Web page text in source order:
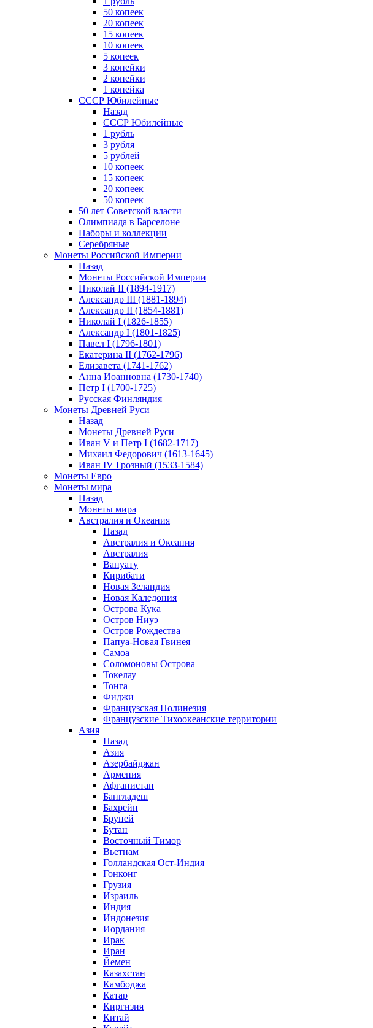
50 копеек
20 копеек
15 копеек
10 копеек
5 копеек
3 копейки
2 копейки
1 копейка
СССР Юбилейные
Назад
СССР Юбилейные
1 рубль
3 рубля
5 рублей
10 копеек
15 копеек
20 копеек
50 копеек
50 лет Советской власти
Олимпиада в Барселоне
Наборы и коллекции
Серебряные
Монеты Российской Империи
Назад
Монеты Российской Империи
Николай II (1894-1917)
Александр III (1881-1894)
Александр II (1854-1881)
Николай I (1826-1855)
Александр I (1801-1825)
Павел I (1796-1801)
Екатерина II (1762-1796)
Елизавета (1741-1762)
Анна Иоанновна (1730-1740)
Петр I (1700-1725)
Русская Финляндия
Монеты Древней Руси
Назад
Монеты Древней Руси
Иван V и Петр I (1682-1717)
Михаил Федорович (1613-1645)
Иван IV Грозный (1533-1584)
Монеты Евро
Монеты мира
Назад
Монеты мира
Австралия и Океания
Назад
Австралия и Океания
Австралия
Вануату
Кирибати
Новая Зеландия
Новая Каледония
Острова Кука
Остров Ниуэ
Остров Рождества
Папуа-Новая Гвинея
Самоа
Соломоновы Острова
Токелау
Тонга
Фиджи
Французская Полинезия
Французские Тихоокеанские территории
Азия
Назад
Азия
Азербайджан
Армения
Афганистан
Бангладеш
Бахрейн
Бруней
Бутан
Восточный Тимор
Вьетнам
Голландская Ост-Индия
Гонконг
Грузия
Израиль
Индия
Индонезия
Иордания
Ирак
Иран
Йемен
Казахстан
Камбоджа
Катар
Киргизия
Китай